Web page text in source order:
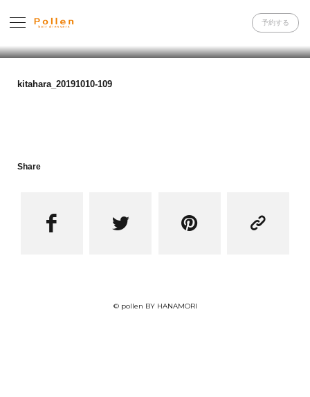
予約する
kitahara_20191010-109
Share
   
© pollen BY HANAMORI